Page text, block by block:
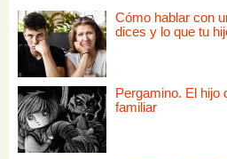
Cómo hablar con
dices y lo que tu
Pergamino. El hijo
familiar